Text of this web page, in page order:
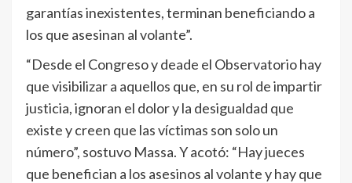
garantías inexistentes, terminan beneficiando a
los que asesinan al volante”.
“Desde el Congreso y deade el Observatorio hay
que visibilizar a aquellos que, en su rol de impartir
justicia, ignoran el dolor y la desigualdad que
existe y creen que las víctimas son solo un
número”, sostuvo Massa. Y acotó: “Hay jueces
que benefician a los asesinos al volante y hay que